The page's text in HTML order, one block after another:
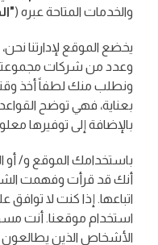
والخدمات المتاحة عبره (
يخضع الموقع لإدارتنا
وعدد من شركات
ونطلب منك لطفاً أخذ
بعناية، فهي توضح
بالإضافة إلى توفيرها
باستخدامك الموقع و/ أو
أنك قد قرأت وفهمت
اتباعها. إذا كنت لا
استخدام موقعنا. أنت
الأشخاص الذين يطالعون